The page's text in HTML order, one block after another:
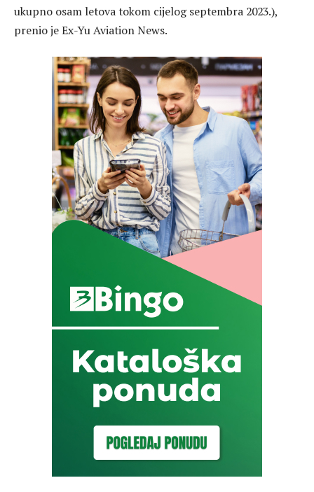
ukupno osam letova tokom cijelog septembra 2023.),
prenio je Ex-Yu Aviation News.